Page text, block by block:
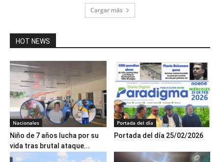
Cargar más
HOT NEWS
Nacionales
Niño de 7 años lucha por su
vida tras brutal ataque...
Portada del día
Portada del día 25/02/2026